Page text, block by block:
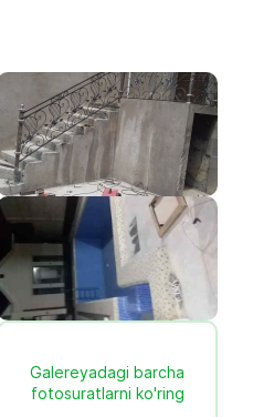
Galereyadagi barcha
fotosuratlarni ko'ring